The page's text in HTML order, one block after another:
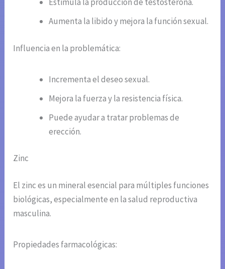
Aumenta la libido y mejora la función sexual.
Influencia en la problemática:
Incrementa el deseo sexual.
Mejora la fuerza y la resistencia física.
Puede ayudar a tratar problemas de
erección.
Zinc
El zinc es un mineral esencial para múltiples funciones
biológicas, especialmente en la salud reproductiva
masculina.
Propiedades farmacológicas: